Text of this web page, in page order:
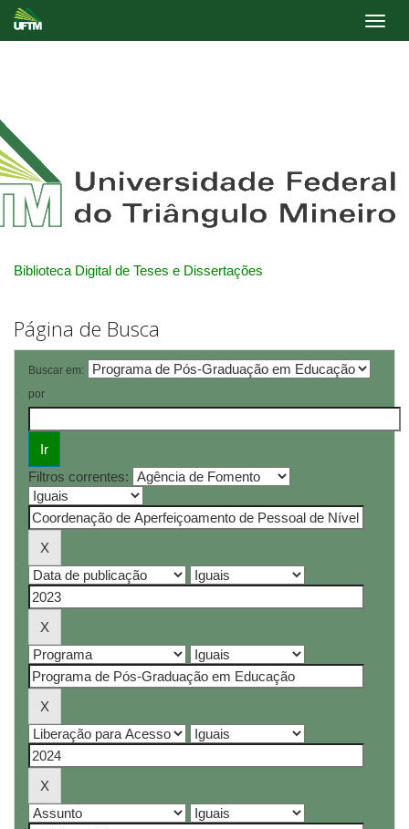
Biblioteca Digital de Teses e Dissertações
Página de Busca
Buscar em:
por
Filtros correntes: